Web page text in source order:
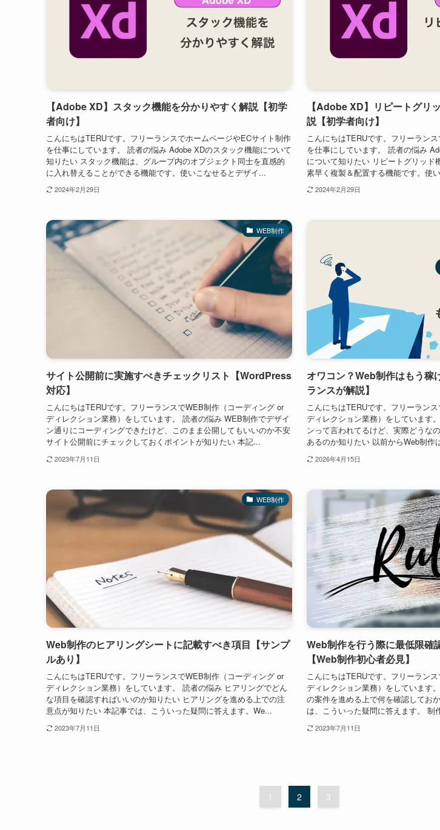
【Adobe XD】スタック機能を分かりやすく解説【初学
者向け】
こんにちはTERUです。フリーランスでホームページやECサイト制作
を仕事にしています。 読者の悩み Adobe XDのスタック機能について
知りたい スタック機能は、グループ内のオブジェクト同士を直感的
に入れ替えることができる機能です。使いこなせるとデザイ...
2024年2月29日
【Adobe XD】リピートグリ
説【初学者向け】
こんにちはTERUです。フリーラン
を仕事にしています。 読者の悩み
について知りたい リピートグリッド
素早く複製＆配置する機能です。使
2024年2月29日
WEB制作
サイト公開前に実施すべきチェックリスト【WordPress
対応】
こんにちはTERUです。フリーランスでWEB制作（コーディング or
ディレクション業務）をしています。 読者の悩み WEB制作でデザイ
ン通りにコーディングできたけど、このまま公開してもいいのか不安
サイト公開前にチェックしておくポイントが知りたい 本記...
2023年7月11日
オワコン？Web制作はもう稼
ランスが解説】
こんにちはTERUです。フリーラン
ディレクション業務）をしています
ンって言われてるけど、実際どうな
あるのか知りたい 以前からWeb制作
2026年4月15日
WEB制作
Web制作のヒアリングシートに記載すべき項目【サンプ
ルあり】
こんにちはTERUです。フリーランスでWEB制作（コーディング or
ディレクション業務）をしています。 読者の悩み ヒアリングでどん
な項目を確認すればいいのか知りたい ヒアリングを進める上での注
意点が知りたい 本記事では、こういった疑問に答えます。We...
2023年7月11日
Web制作を行う際に最低限確
【Web制作初心者必見】
こんにちはTERUです。フリーラン
ディレクション業務）をしています
の案件を進める上で何を確認してお
は、こういった疑問に答えます。 制
2023年7月11日
1 2 3